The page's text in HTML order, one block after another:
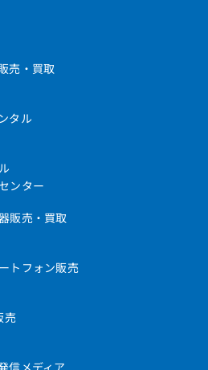
売・買取
タル
ンター
販売・買取
トフォン販売
売
信メディア